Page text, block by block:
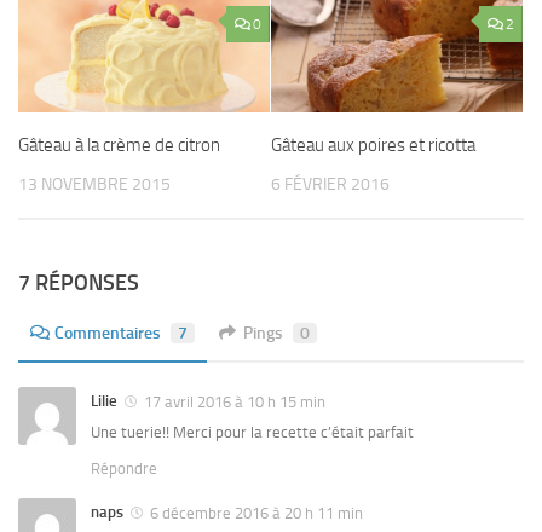
0
Gâteau à la crème de citron
13 NOVEMBRE 2015
2
Gâteau aux poires et ricotta
6 FÉVRIER 2016
7 RÉPONSES
Commentaires 7 Pings 0
Lilie
17 avril 2016 à 10 h 15 min
Une tuerie!! Merci pour la recette c’était parfait
Répondre
naps
6 décembre 2016 à 20 h 11 min